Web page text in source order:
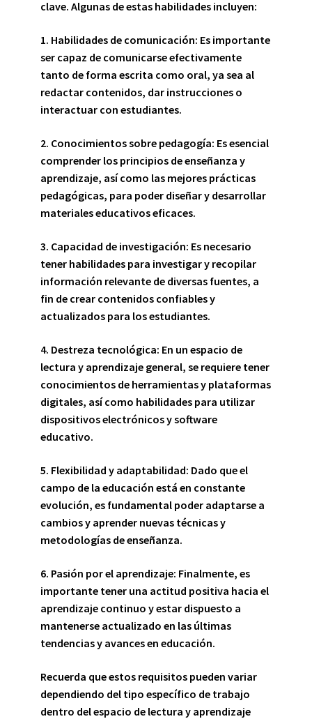
clave. Algunas de estas habilidades incluyen:
1. Habilidades de comunicación: Es importante
ser capaz de comunicarse efectivamente
tanto de forma escrita como oral, ya sea al
redactar contenidos, dar instrucciones o
interactuar con estudiantes.
2. Conocimientos sobre pedagogía: Es esencial
comprender los principios de enseñanza y
aprendizaje, así como las mejores prácticas
pedagógicas, para poder diseñar y desarrollar
materiales educativos eficaces.
3. Capacidad de investigación: Es necesario
tener habilidades para investigar y recopilar
información relevante de diversas fuentes, a
fin de crear contenidos confiables y
actualizados para los estudiantes.
4. Destreza tecnológica: En un espacio de
lectura y aprendizaje general, se requiere tener
conocimientos de herramientas y plataformas
digitales, así como habilidades para utilizar
dispositivos electrónicos y software
educativo.
5. Flexibilidad y adaptabilidad: Dado que el
campo de la educación está en constante
evolución, es fundamental poder adaptarse a
cambios y aprender nuevas técnicas y
metodologías de enseñanza.
6. Pasión por el aprendizaje: Finalmente, es
importante tener una actitud positiva hacia el
aprendizaje continuo y estar dispuesto a
mantenerse actualizado en las últimas
tendencias y avances en educación.
Recuerda que estos requisitos pueden variar
dependiendo del tipo específico de trabajo
dentro del espacio de lectura y aprendizaje